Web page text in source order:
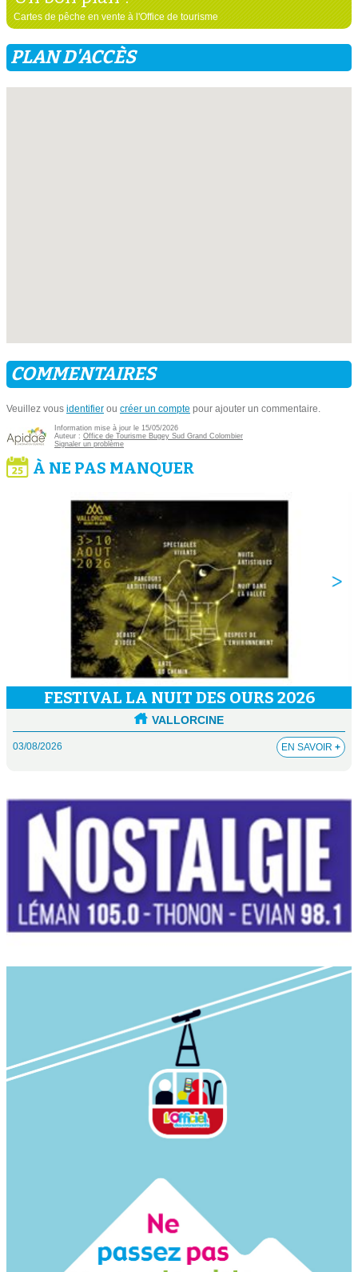
Cartes de pêche en vente à l'Office de tourisme
PLAN D'ACCÈS
COMMENTAIRES
Veuillez vous identifier ou créer un compte pour ajouter un commentaire.
Information mise à jour le 15/05/2026
Auteur : Office de Tourisme Bugey Sud Grand Colombier
Signaler un problème
À NE PAS MANQUER
FESTIVAL LA NUIT DES OURS 2026
VALLORCINE
03/08/2026 EN SAVOIR +